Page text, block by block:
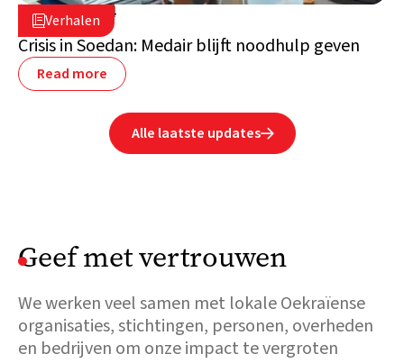
Verhalen
12 april 2024
Soedan
Crisis in Soedan: Medair blijft noodhulp geven
Read more
Alle laatste updates
Geef met vertrouwen
We werken veel samen met lokale Oekraïense
organisaties, stichtingen, personen, overheden
en bedrijven om onze impact te vergroten